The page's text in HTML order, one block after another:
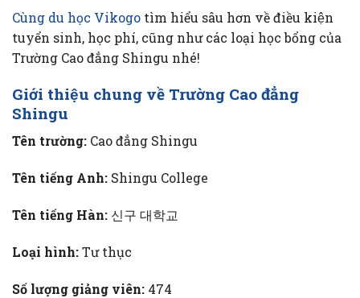
Cùng du học Vikogo tìm hiểu sâu hơn về điều kiện
tuyển sinh, học phí, cũng như các loại học bổng của
Trường Cao đẳng Shingu nhé!
Giới thiệu chung về Trường Cao đẳng
Shingu
Tên trường: Cao đẳng Shingu
Tên tiếng Anh: Shingu College
Tên tiếng Hàn: 신구 대학교
Loại hình:Tư thục
Số lượng giảng viên: 474